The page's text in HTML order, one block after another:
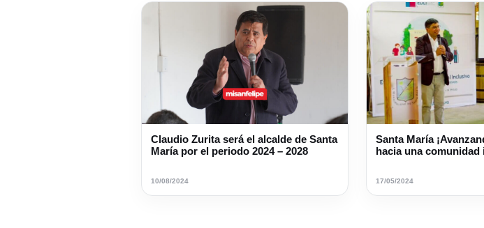
Claudio Zurita será el alcalde de Santa
María por el periodo 2024 – 2028
10/08/2024
Santa María
hacia una comunidad
17/05/2024